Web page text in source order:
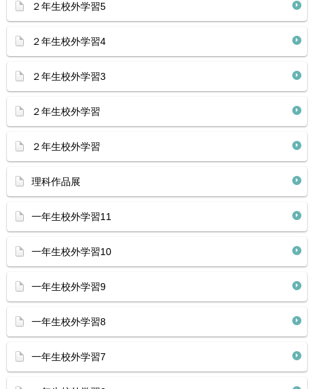
２年生校外学習5
２年生校外学習4
２年生校外学習3
２年生校外学習
２年生校外学習
理科作品展
一年生校外学習11
一年生校外学習10
一年生校外学習9
一年生校外学習8
一年生校外学習7